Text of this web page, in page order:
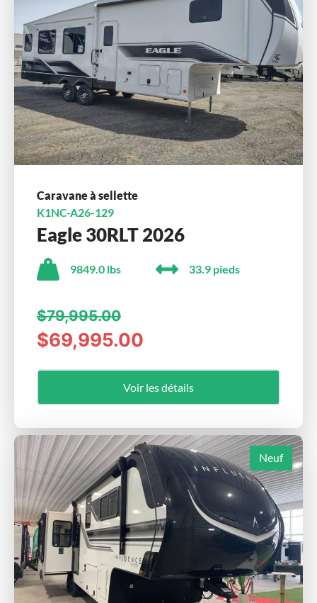
Caravane à sellette
K1NC-A26-129
Eagle 30RLT 2026
9849.0 lbs 33.9 pieds
$79,995.00
$69,995.00
Voir les détails
Neuf